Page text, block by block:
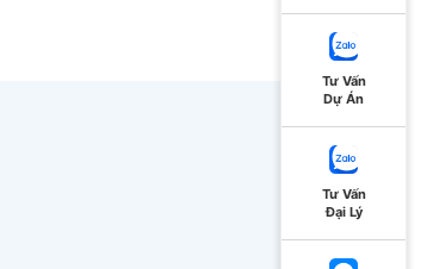
Tư Vấn
Dự Án
Tư Vấn
Đại Lý